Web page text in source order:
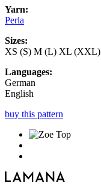
Yarn:
Perla
Sizes:
XS (S) M (L) XL (XXL)
Languages:
German
English
buy this pattern